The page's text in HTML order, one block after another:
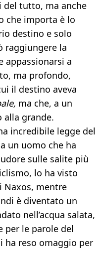
del tutto, ma anche
che importa è lo
destino e solo
raggiungere la
appassionarsi a
ma profondo,
il destino aveva
ma che, a un
alla grande.
incredibile legge del
un uomo che ha
sulle salite più
lo ha visto
Naxos, mentre
è diventato un
nell’acqua salata,
per le parole del
ha reso omaggio per